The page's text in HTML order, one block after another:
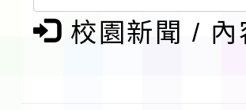
程安排一案
「桃園市補助
校園新聞 / 內